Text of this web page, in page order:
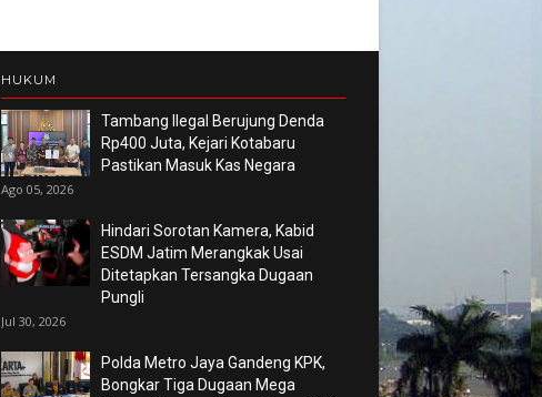
HUKUM
Tambang Ilegal Berujung Denda
Rp400 Juta, Kejari Kotabaru
Pastikan Masuk Kas Negara
Ago 05, 2026
Hindari Sorotan Kamera, Kabid
ESDM Jatim Merangkak Usai
Ditetapkan Tersangka Dugaan
Pungli
Jul 30, 2026
Polda Metro Jaya Gandeng KPK,
Bongkar Tiga Dugaan Mega